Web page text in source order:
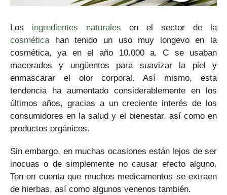
Los ingredientes naturales en el sector de la
cosméticahan tenido un uso muy longevo en la
cosmética, ya en el año 10.000 a. C se usaban
macerados y ungüentos para suavizar la piel y
enmascarar el olor corporal. Así mismo, esta
tendencia ha aumentado considerablemente en los
últimos años, gracias a un creciente interés de los
consumidores en la salud y el bienestar, así como en
productos orgánicos.
Sin embargo, en muchas ocasiones están lejos de ser
inocuas o de simplemente no causar efecto alguno.
Ten en cuenta que muchos medicamentos se extraen
de hierbas, así como algunos venenos también.